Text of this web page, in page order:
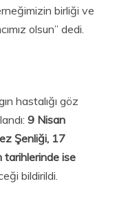
birliği ve
olsun” dedi.
hastalığı göz
9 Nisan
Şenliği, 17
tarihlerinde ise
bildirildi.